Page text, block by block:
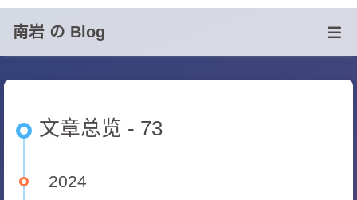
南岩 の Blog
文章总览 - 73
2024